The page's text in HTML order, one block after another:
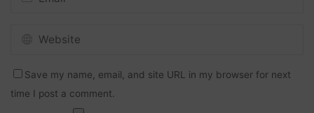
Save my name, email, and site URL in my browser for next
time I post a comment.